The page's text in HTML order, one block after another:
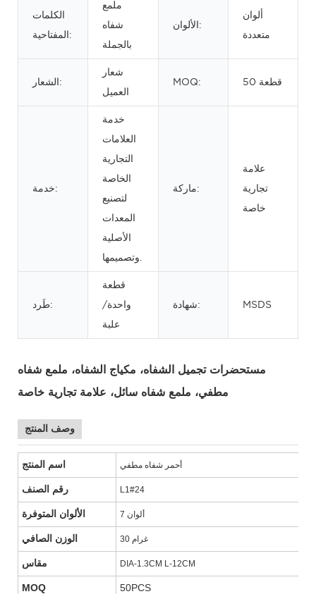
الكلمات
المفتاحية:
ملمع
شفاه
بالجملة
الألوان:
ألوان
متعددة
الشعار:
شعار
العميل
MOQ: 50 قطعة
خدمة:
خدمة
العلامات
التجارية
الخاصة
لتصنيع
المعدات
الأصلية
ماركة:
علامة
تجارية
خاصة
طَرد:
قطعة
واحدة/
علبة
شهادة: MSDS
مستحضرات تجميل الشفاه، مكياج الشفاه، ملمع شفاه
مطفي، ملمع شفاه سائل، علامة تجارية خاصة
وصف المنتج
اسم المنتج أحمر شفاه مطفي
رقم الصنف L1#24
الألوان المتوفرة 7 ألوان
الوزن الصافي 30 غرام
مقاس DIA-1.3CM L-12CM
MOQ 50PCS